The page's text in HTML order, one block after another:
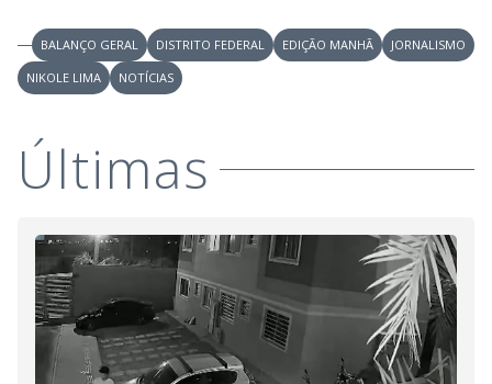
V
d
e
o
o
BALANÇO GERAL DISTRITO FEDERAL EDIÇÃO MANHÃ
JORNALISMO
NIKOLE LIMA
NOTÍCIAS
Últimas